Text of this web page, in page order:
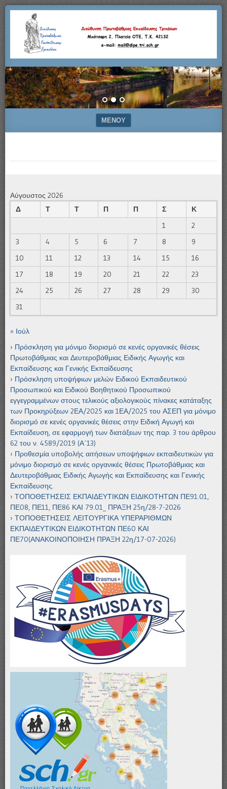
Διεύθυνση
Πρωτοβάθμιας
Εκπαίδευσης
Τρικάλων
Μπότσαρη
Πλατεία
ΟΤΕ,
Τ.Κ.
42132
–
e-
mail:
mail@dipe.tri.sch.gr
ΜΕΝΟΎ
Αύγουστος 2026
Δ
Τ Τ Π Π Σ
Κ
1
2
3
4 5 6 7 8
9
10
11 12 13 14 15
16
17
18 19 20 21 22
23
24
25 26 27 28 29
30
31
« Ιούλ
Πρόσκληση για μόνιμο διορισμό σε κενές οργανικές θέσεις
Πρωτοβάθμιας και Δευτεροβάθμιας Ειδικής Αγωγής και
Εκπαίδευσης και Γενικής Εκπαίδευσης
Πρόσκληση υποψήφιων μελών Ειδικού Εκπαιδευτικού
Προσωπικού και Ειδικού Βοηθητικού Προσωπικού
εγγεγραμμένων στους τελικούς αξιολογικούς πίνακες κατάταξης
των Προκηρύξεων 2ΕΑ/2025 και 1ΕΑ/2025 του ΑΣΕΠ για μόνιμο
διορισμό σε κενές οργανικές θέσεις στην Ειδική Αγωγή και
Εκπαίδευση, σε εφαρμογή των διατάξεων της παρ. 3 του άρθρου
62 του ν. 4589/2019 (Α΄13)
Προθεσμία υποβολής αιτήσεων υποψήφιων εκπαιδευτικών για
μόνιμο διορισμό σε κενές οργανικές θέσεις Πρωτοβάθμιας και
Δευτεροβάθμιας Ειδικής Αγωγής και Εκπαίδευσης και Γενικής
Εκπαίδευσης.
ΤΟΠΟΘΕΤΗΣΕΙΣ ΕΚΠΑΙΔΕΥΤΙΚΩΝ ΕΙΔΙΚΟΤΗΤΩΝ ΠΕ91.01,
ΠΕ08, ΠΕ11, ΠΕ86 ΚΑΙ 79.01_ ΠΡΑΞΗ 25η/28-7-2026
ΤΟΠΟΘΕΤΗΣΕΙΣ ΛΕΙΤΟΥΡΓΙΚΑ ΥΠΕΡΑΡΙΘΜΩΝ
ΕΚΠΑΙΔΕΥΤΙΚΩΝ ΕΙΔΙΚΟΤΗΤΩΝ ΠΕ60 ΚΑΙ
ΠΕ70(ΑΝΑΚΟΙΝΟΠΟΙΗΣΗ ΠΡΑΞΗ 22η/17-07-2026)